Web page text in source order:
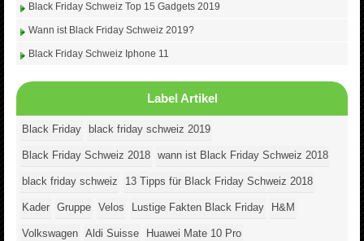
Black Friday Schweiz Top 15 Gadgets 2019
Wann ist Black Friday Schweiz 2019?
Black Friday Schweiz Iphone 11
Label Artikel
Black Friday black friday schweiz 2019
Black Friday Schweiz 2018 wann ist Black Friday Schweiz 2018
black friday schweiz 13 Tipps für Black Friday Schweiz 2018
Kader Gruppe Velos Lustige Fakten Black Friday H&M
Volkswagen Aldi Suisse Huawei Mate 10 Pro